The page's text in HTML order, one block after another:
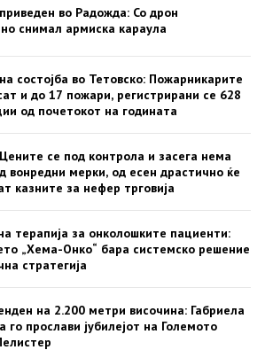
во Радожда: Со дрон
снимал армиска караула
состојба во Тетовско: Пожарникарите
и до 17 пожари, регистрирани се 628
од почетокот на годината
се под контрола и засега нема
вонредни мерки, од есен драстично ќе
казните за нефер трговија
терапија за онколошките пациенти:
„Хема-Онко“ бара системско решение
стратегија
на 2.200 метри височина: Габриела
го прослави јубилејот на Големото